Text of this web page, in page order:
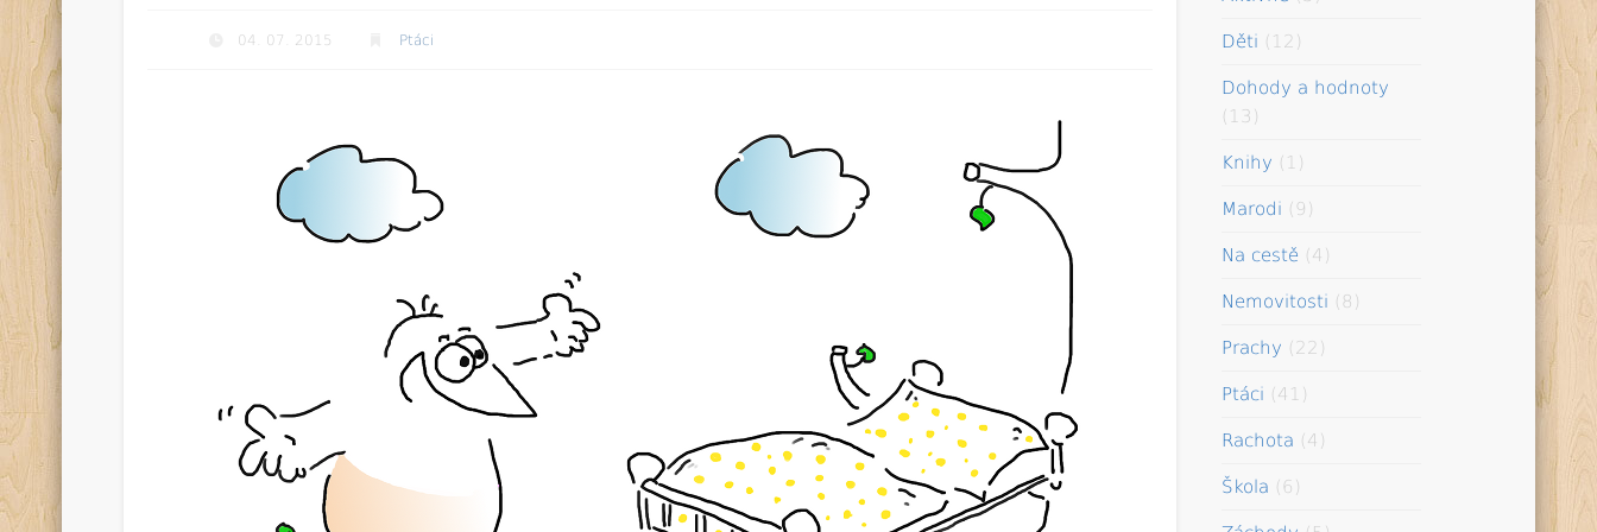
04. 07. 2015 Ptáci Děti (12)
Dohody a hodnoty
(13)
Knihy (1)
Marodi (9)
Na cestě (4)
Nemovitosti (8)
Prachy (22)
Ptáci (41)
Rachota (4)
Škola (6)